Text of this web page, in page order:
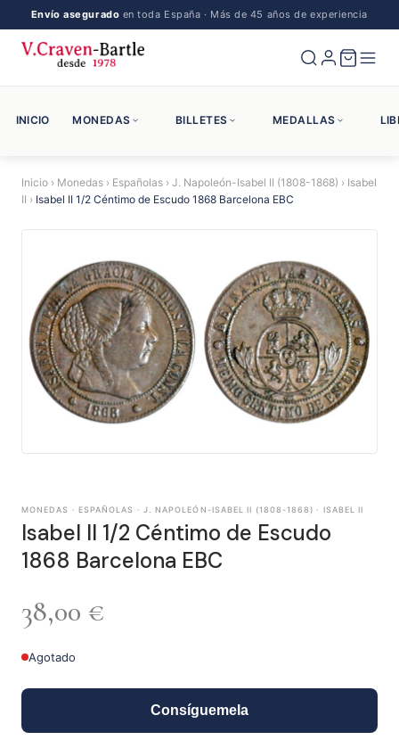
Envío asegurado en toda España · Más de 45 años de experiencia
INICIO MONEDAS BILLETES MEDALLAS
Inicio › Monedas › Españolas › J. Napoleón-Isabel II (1808-1868) › Isabel
II › Isabel II 1/2 Céntimo de Escudo 1868 Barcelona EBC
MONEDAS · ESPAÑOLAS · J. NAPOLEÓN-ISABEL II (1808-1868) · ISABEL II
Isabel II 1/2 Céntimo de Escudo
1868 Barcelona EBC
38,00 €
Agotado
Consíguemela